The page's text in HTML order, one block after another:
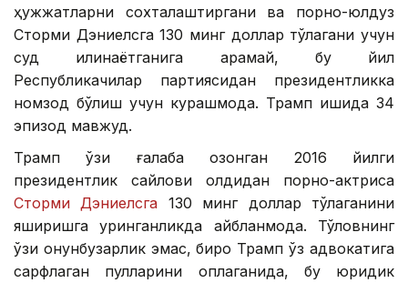
ҳужжатларни сохталаштиргани ва порно-юлдуз
Сторми Дэниелсга 130 минг доллар тўлагани учун
суд қилинаётганига қарамай, бу йил
Республикачилар партиясидан президентликка
номзод бўлиш учун курашмоқда. Трамп ишида 34
эпизод мавжуд.
Трамп ўзи ғалаба қозонган 2016 йилги
президентлик сайлови олдидан порно-актриса
Сторми Дэниелсга 130 минг доллар тўлаганини
яширишга уринганликда айбланмоқда. Тўловнинг
ўзи қонунбузарлик эмас, бироқ Трамп ўз адвокатига
сарфлаган пулларини қоплаганида, бу юридик